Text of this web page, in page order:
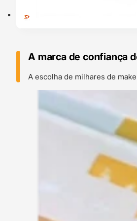
A marca de confiança
A escolha de milhares de